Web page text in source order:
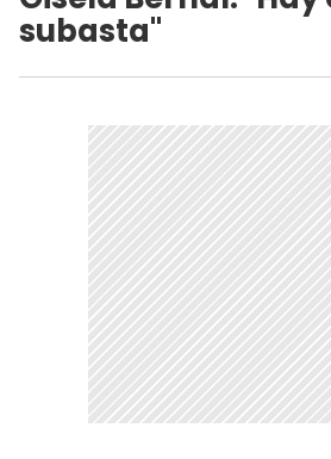
subasta"